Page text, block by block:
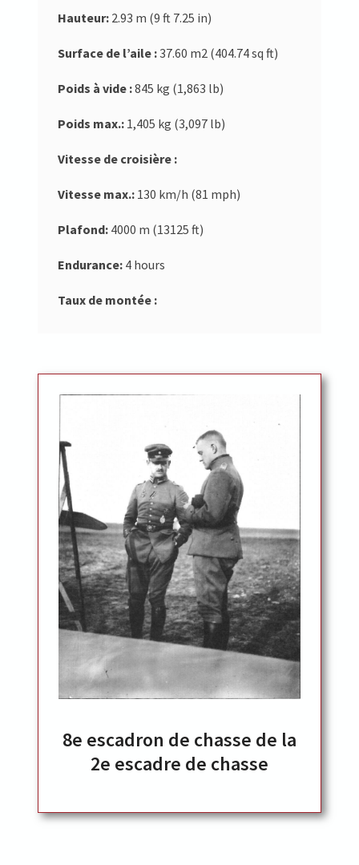
Hauteur: 2.93 m (9 ft 7.25 in)
Surface de l’aile :37.60 m2 (404.74 sq ft)
Poids à vide :845 kg (1,863 lb)
Poids max.: 1,405 kg (3,097 lb)
Vitesse de croisière :
Vitesse max.: 130 km/h (81 mph)
Plafond: 4000 m (13125 ft)
Endurance: 4 hours
Taux de montée :
8e escadron de chasse de la
2e escadre de chasse